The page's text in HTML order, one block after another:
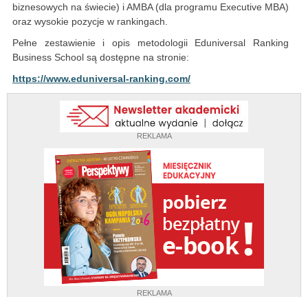
REKLAMA
REKLAMA
biznesowych na świecie) i AMBA (dla programu Executive MBA)
oraz wysokie pozycje w rankingach.
Pełne zestawienie i opis metodologii Eduniversal Ranking
Business School są dostępne na stronie:
https://www.eduniversal-ranking.com/